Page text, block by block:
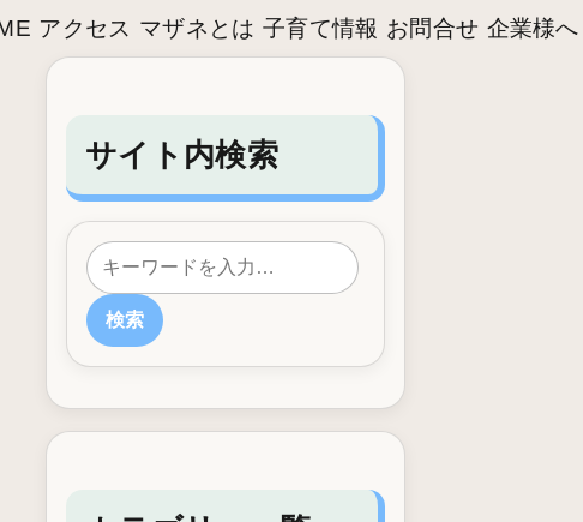
アクセス マザネとは 子育て情報 お問合せ 企業様へ
サイト内検索
検索